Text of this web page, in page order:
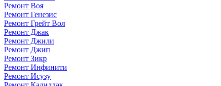
Ремонт Воя
Ремонт Генезис
Ремонт Грейт Вол
Ремонт Джак
Ремонт Джили
Ремонт Джип
Ремонт Зикр
Ремонт Инфинити
Ремонт Исузу